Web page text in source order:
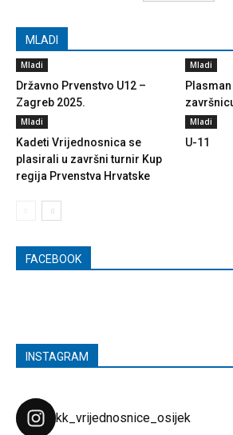
MLADI
Mladi
Državno Prvenstvo U12 –
Zagreb 2025.
Mladi
Mladi
Kadeti Vrijednosnica se
plasirali u završni turnir Kup
regija Prvenstva Hrvatske
Mladi
U-11
FACEBOOK
INSTAGRAM
kk_vrijednosnice_osijek